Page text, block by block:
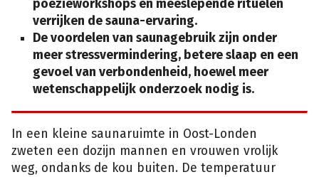
poëzieworkshops en meeslepende rituelen
verrijken de sauna-ervaring.
De voordelen van saunagebruik zijn onder
meer stressvermindering, betere slaap en een
gevoel van verbondenheid, hoewel meer
wetenschappelijk onderzoek nodig is.
In een kleine saunaruimte in Oost-Londen
zweten een dozijn mannen en vrouwen vrolijk
weg, ondanks de kou buiten. De temperatuur